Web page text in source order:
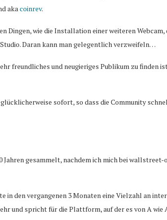
aka coinrev.
wie die Installation einer weiteren
Daran kann man gelegentlich verzweifeln…
freundliches und neugieriges Publikum zu finden
sofort, so dass die Community
gesammelt, nachdem ich mich bei
in den vergangenen 3 Monaten eine Vielzahl an
und spricht für die Plattform, auf der es von A